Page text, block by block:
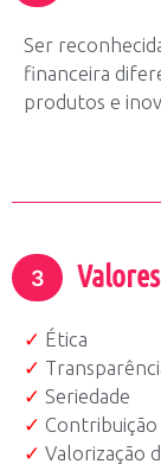
Ser
financeira
produtos e
3 Valores
✓ Ética
✓
✓ Seriedade
✓ Contribuição
✓ Valorização